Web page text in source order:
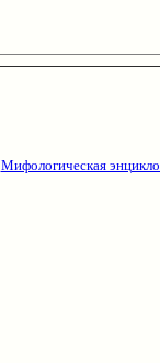
Мифологическая